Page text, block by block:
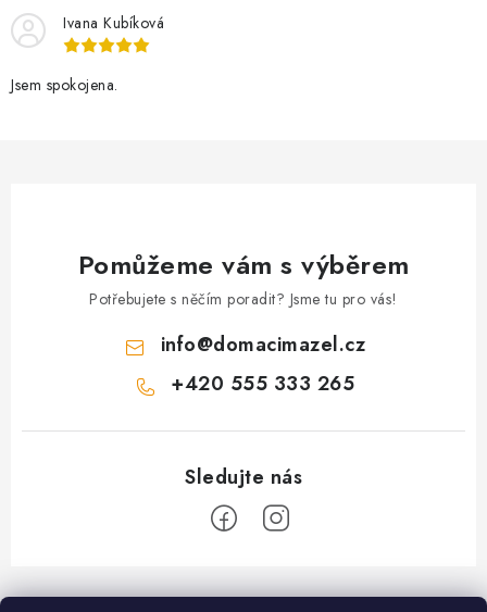
v
ý
p
Ivana Kubíková
Jsem spokojena.
Pomůžeme vám s výběrem
Potřebujete s něčím poradit? Jsme tu pro vás!
info@domacimazel.cz
+420 555 333 265
Z